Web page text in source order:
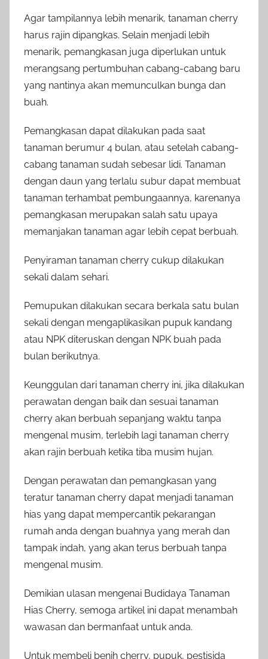
Agar tampilannya lebih menarik, tanaman cherry
harus rajin dipangkas. Selain menjadi lebih
menarik, pemangkasan juga diperlukan untuk
merangsang pertumbuhan cabang-cabang baru
yang nantinya akan memunculkan bunga dan
buah.
Pemangkasan dapat dilakukan pada saat
tanaman berumur 4 bulan, atau setelah cabang-
cabang tanaman sudah sebesar lidi. Tanaman
dengan daun yang terlalu subur dapat membuat
tanaman terhambat pembungaannya, karenanya
pemangkasan merupakan salah satu upaya
memanjakan tanaman agar lebih cepat berbuah.
Penyiraman tanaman cherry cukup dilakukan
sekali dalam sehari.
Pemupukan dilakukan secara berkala satu bulan
sekali dengan mengaplikasikan pupuk kandang
atau NPK diteruskan dengan NPK buah pada
bulan berikutnya.
Keunggulan dari tanaman cherry ini, jika dilakukan
perawatan dengan baik dan sesuai tanaman
cherry akan berbuah sepanjang waktu tanpa
mengenal musim, terlebih lagi tanaman cherry
akan rajin berbuah ketika tiba musim hujan.
Dengan perawatan dan pemangkasan yang
teratur tanaman cherry dapat menjadi tanaman
hias yang dapat mempercantik pekarangan
rumah anda dengan buahnya yang merah dan
tampak indah, yang akan terus berbuah tanpa
mengenal musim.
Demikian ulasan mengenai Budidaya Tanaman
Hias Cherry, semoga artikel ini dapat menambah
wawasan dan bermanfaat untuk anda.
Untuk membeli benih cherry, pupuk, pestisida